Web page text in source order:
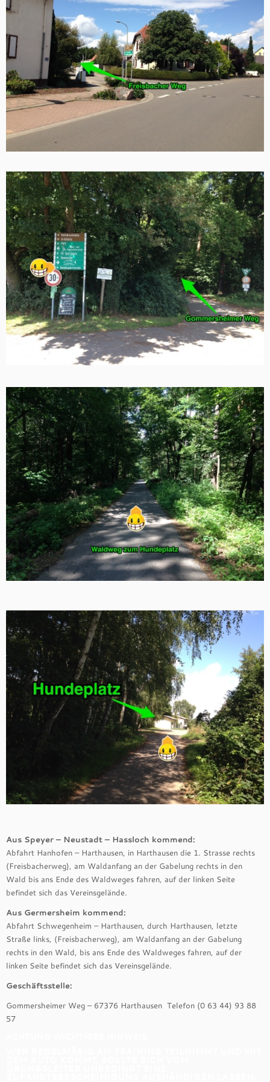
Aus Speyer – Neustadt – Hassloch kommend:
Abfahrt Hanhofen – Harthausen, in Harthausen die 1. Strasse rechts
(Freisbacherweg), am Waldanfang an der Gabelung rechts in den
Wald bis ans Ende des Waldweges fahren, auf der linken Seite
befindet sich das Vereinsgelände.
Aus Germersheim kommend:
Abfahrt Schwegenheim – Harthausen, durch Harthausen, letzte
Straße links, (Freisbacherweg), am Waldanfang an der Gabelung
rechts in den Wald, bis ans Ende des Waldweges fahren, auf der
linken Seite befindet sich das Vereinsgelände.
Geschäftsstelle:
Gommersheimer Weg – 67376 Harthausen Telefon (0 63 44) 93 88
57